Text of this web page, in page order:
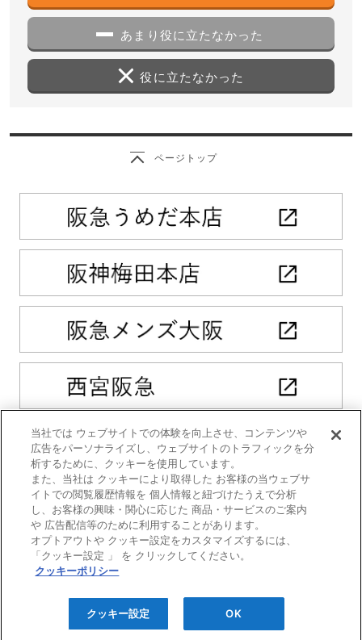
あまり役に立たなかった
役に立たなかった
ページトップ
プライバシーポリシー クッキーポリシー
当社では ウェブサイトでの体験を向上させ、コンテンツや
広告をパーソナライズし、ウェブサイトのトラフィックを分
析するために、クッキーを使用しています。
また、当社は クッキーにより取得した お客様の当ウェブサ
イトでの閲覧履歴情報を 個人情報と紐づけたうえで分析
し、お客様の興味・関心に応じた 商品・サービスのご案内
や 広告配信等のために利用することがあります。
オプトアウトや クッキー設定をカスタマイズするには、
「クッキー設定 」 を クリックしてください。
クッキーポリシー
クッキー設定 OK